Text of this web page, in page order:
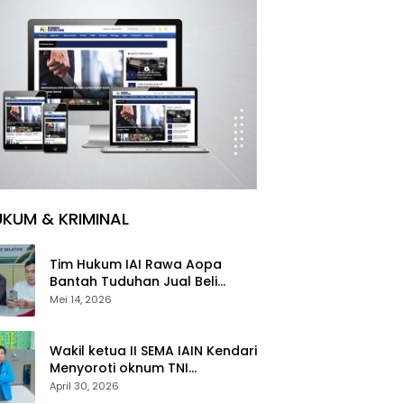
& KRIMINAL
Tim Hukum IAI Rawa Aopa
Bantah Tuduhan Jual Beli
Ijazah, Sebut Informasi Tidak
Mei 14, 2026
Wakil ketua II SEMA IAIN Kendari
Menyoroti oknum TNI
melakukan dugaan
April 30, 2026